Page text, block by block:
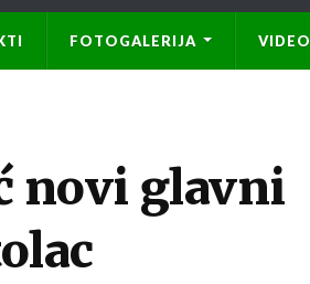
FOTOGALERIJA VIDEO
novi glavni